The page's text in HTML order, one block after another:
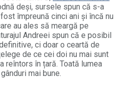
deși, sursele spun că s-a
împreună cinci ani și încă nu
au ales să meargă pe
Andreei spun că e posibil
ci doar o ceartă de
de ce cei doi nu mai sunt
reîntors în țară. Toată lumea
mai bune.